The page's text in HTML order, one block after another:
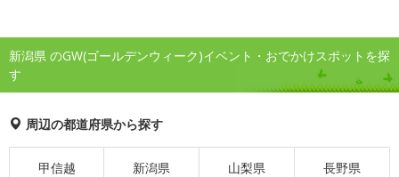
新潟県 のGW(ゴールデンウィーク)イベント・おでかけスポットを探
す
周辺の都道府県から探す
甲信越 新潟県 山梨県 長野県